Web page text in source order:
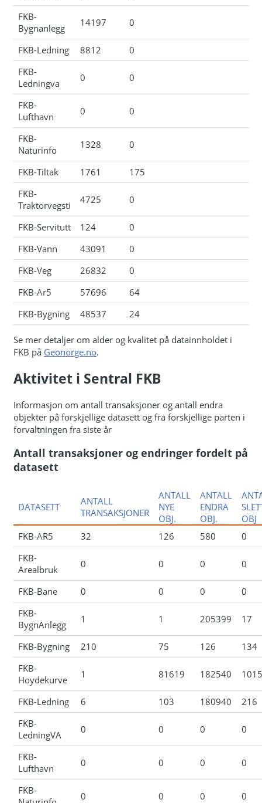
FKB-
Bygnanlegg
14197 0
FKB-Ledning 8812
0
FKB-
Ledningva
0 0
FKB-
Lufthavn
0 0
FKB-
Naturinfo
1328 0
FKB-Tiltak 1761
175
FKB-
Traktorvegsti
4725 0
FKB-Servitutt 124
0
FKB-Vann
43091
0
FKB-Veg
26832
0
FKB-Ar5
57696
64
FKB-Bygning
48537 24
Se mer detaljer om alder og kvalitet på datainnholdet i
FKB på Geonorge.no.
Aktivitet i Sentral FKB
Informasjon om antall transaksjoner og antall endra
objekter på forskjellige datasett og fra forskjellige parten i
forvaltningen fra siste år
Antall transaksjoner og endringer fordelt på
datasett
DATASETT
ANTALL
TRANSAKSJONER
ANTALL
NYE
OBJ.
ANTALL
ENDRA
OBJ.
OBJ
FKB-AR5
32 126 580
0
FKB-
Arealbruk
0 0 0 0
FKB-Bane 0 0 0
0
FKB-
BygnAnlegg
1 1 205399 17
FKB-Bygning 210 75 126
134
FKB-
Hoydekurve
1 81619 182540
FKB-Ledning 6 103 180940
216
FKB-
LedningVA
0 0 0 0
FKB-
Lufthavn
0 0 0 0
FKB-
0 0 0 0